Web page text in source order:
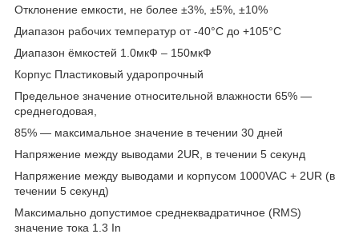
Отклонение емкости, не более ±3%, ±5%, ±10%
Диапазон рабочих температур от -40°С до +105°С
Диапазон ёмкостей 1.0мкФ – 150мкФ
Корпус Пластиковый ударопрочный
Предельное значение относительной влажности 65% ―
среднегодовая,
85% ― максимальное значение в течении 30 дней
Напряжение между выводами 2UR, в течении 5 секунд
Напряжение между выводами и корпусом 1000VAC + 2UR (в
течении 5 секунд)
Максимально допустимое среднеквадратичное (RMS)
значение тока 1.3 In